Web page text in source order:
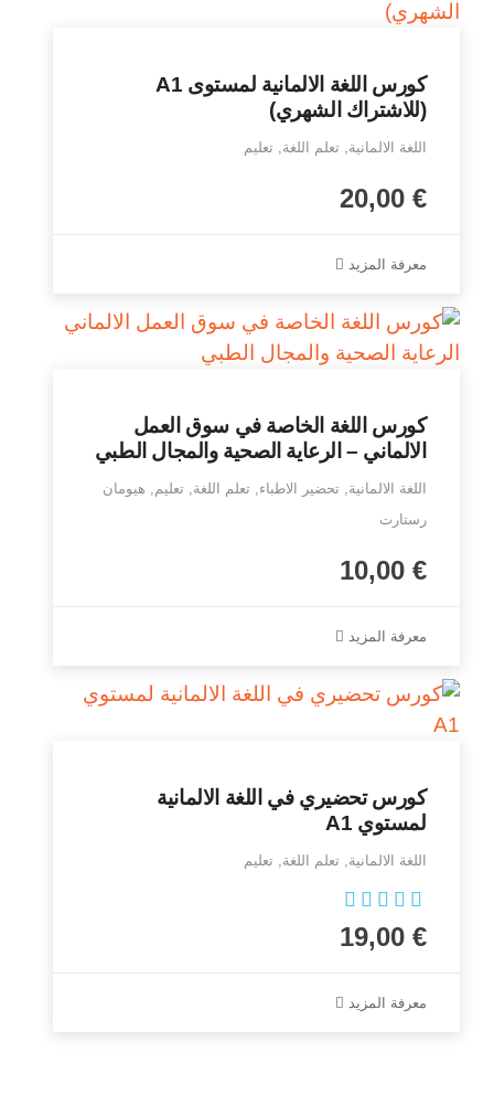
كورس اللغة الالمانية لمستوى A1
(للاشتراك الشهري)
اللغة الالمانية, تعلم اللغة, تعليم
€
20,00
معرفة المزيد
كورس اللغة الخاصة في سوق العمل
الالماني – الرعاية الصحية والمجال الطبي
اللغة الالمانية, تحضير الاطباء, تعلم اللغة, تعليم, هيومان
رستارت
€
10,00
معرفة المزيد
كورس تحضيري في اللغة الالمانية
لمستوي A1
اللغة الالمانية, تعلم اللغة, تعليم
تم التقييم
5.00
€
19,00
معرفة المزيد